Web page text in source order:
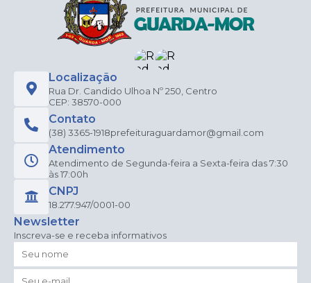
Localização
Rua Dr. Candido Ulhoa Nº 250, Centro
CEP: 38570-000
Contato
(38) 3365-1918prefeituraguardamor@gmail.com
Atendimento
Atendimento de Segunda-feira a Sexta-feira das 7:30
às 17:00h
CNPJ
18.277.947/0001-00
Newsletter
Inscreva-se e receba informativos